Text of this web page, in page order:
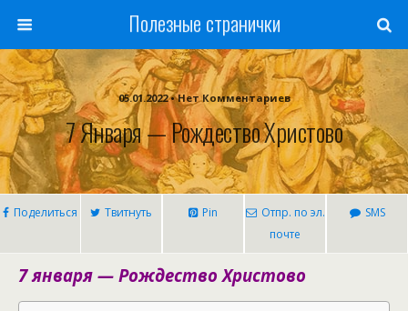
Полезные странички
05.01.2022 • Нет Комментариев
7 Января — Рождество Христово
Поделиться Твитнуть Pin
Отпр. по эл.
почте
SMS
7 января — Рождество Христово